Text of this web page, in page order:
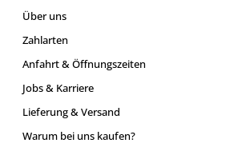
Über uns
Zahlarten
Anfahrt & Öffnungszeiten
Jobs & Karriere
Lieferung & Versand
Warum bei uns kaufen?